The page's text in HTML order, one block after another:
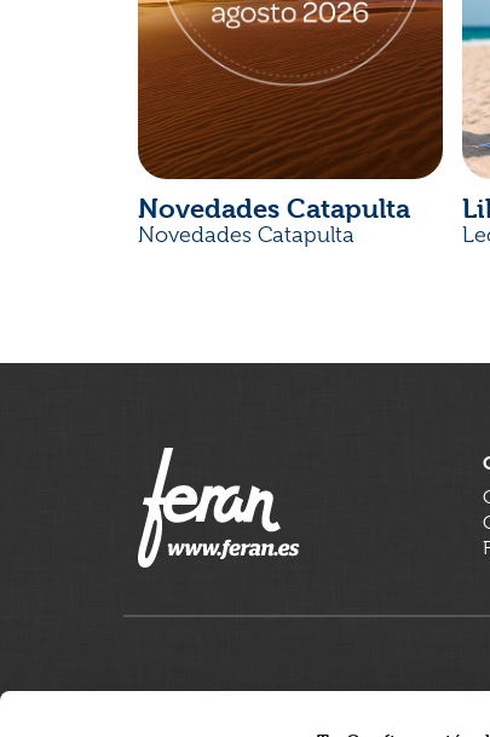
Novedades Catapulta
Novedades Catapulta